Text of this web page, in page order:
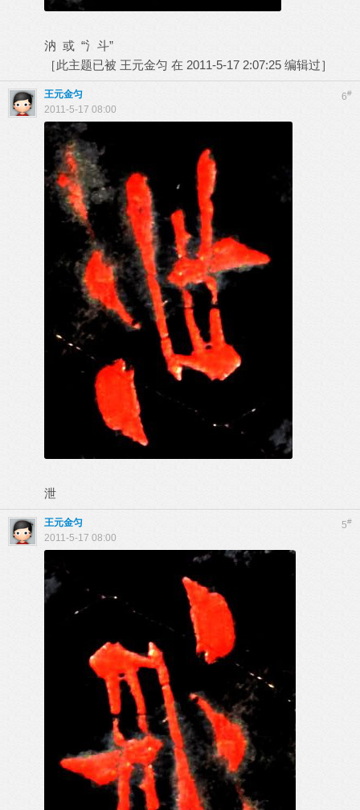
汭 或 “氵斗”
［此主题已被 王元金匀 在 2011-5-17 2:07:25 编辑过］
6#
王元金匀
2011-5-17 08:00
泄
5#
王元金匀
2011-5-17 08:00